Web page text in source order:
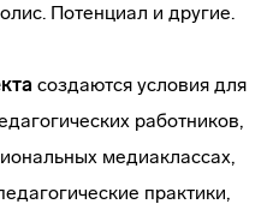
Потенциал и другие.
создаются условия для
работников,
медиаклассах,
практики,